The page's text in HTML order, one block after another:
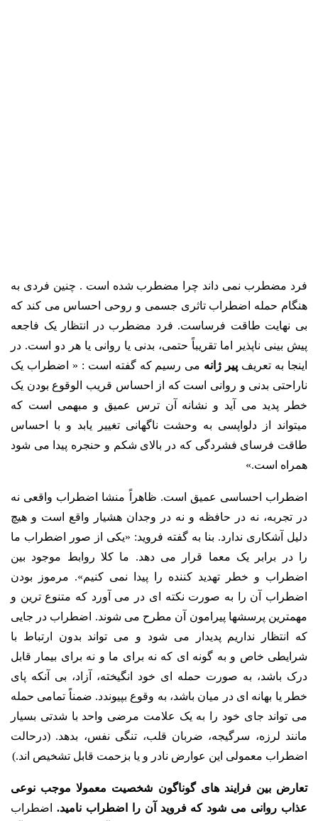
فرد مضطرب نمی داند چرا مضطرب شده است . چنین فردی به
هنگام حمله اضطراب تاثری جسمی و روحی احساس می کند که
بی نهایت طاقت فرساست. فرد مضطرب در انتظار یک فاجعه
پیش بینی ناپذیر اما تقریباً حتمی، بدنی یا روانی یا هر دو است. در
اینجا به تعریف پیر ژانه می رسیم که گفته است : « اضطراب یک
ناراحتی بدنی و روانی است که از احساس قریب الوقوع بودن یک
خطر پدید می آید و نشانه آن ترس عمیق و مبهمی است که
میتواند از دلواپسی به وحشت ناگهانی تغییر یابد و با احساس
طاقت فرسای فشردگی که در بالای شکم و حنجره پیدا می شود
همراه است.»
اضطراب احساسی عمیق است. ظاهراً منشا اضطراب واقعی نه
در تجربه، نه در حافظه و نه در وجدان هشیار واقع است و هیچ
دلیل آشکاری ندارد. بنا به گفته فروید: «یکی از صور اضطراب ما
را در برابر یک معما قرار می دهد. ما کلا روابط موجود بین
اضطراب و خطر تهدید کننده را پیدا نمی کنیم». مرموز بودن
اضطراب آن را به صورت نکته ای در می آورد که متنوع ترین و
مهمترین پرسشها پیرامون آن مطرح می شوند. اضطراب در جایی
که انتظار نداریم پدیدار می شود و می تواند بدون ارتباط با
شرایطی خاص و به گونه ای که نه برای ما و نه برای بیمار قابل
درک باشد، به صورت حمله ای خود انگیخته، آزاد، بی آنکه پای
خطر یا بهانه ای در میان باشد، به وقوع بپیوندد. ضمناً تمامی حمله
می تواند جای خود را به یک علامت مرضی واحد با شدتی بسیار
مانند لرزه، سرگیجه، ضربان قلب، تنگی نفس، بدهد. (درحالت
اضطراب معمولی این عوارض نادر و یا بزحمت قابل تشخیص اند.)
تعارض بین فرایند های گوناگون شخصیت معمولا موجب نوعی
عذاب روانی می شود که فروید آن را اضطراب نامید. اضطراب